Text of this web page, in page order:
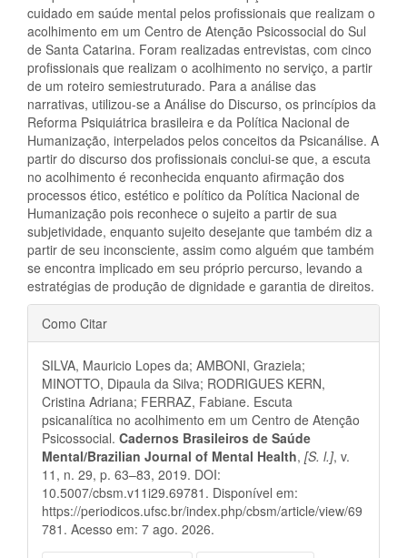
cuidado em saúde mental pelos profissionais que realizam o
acolhimento em um Centro de Atenção Psicossocial do Sul
de Santa Catarina. Foram realizadas entrevistas, com cinco
profissionais que realizam o acolhimento no serviço, a partir
de um roteiro semiestruturado. Para a análise das
narrativas, utilizou-se a Análise do Discurso, os princípios da
Reforma Psiquiátrica brasileira e da Política Nacional de
Humanização, interpelados pelos conceitos da Psicanálise. A
partir do discurso dos profissionais conclui-se que, a escuta
no acolhimento é reconhecida enquanto afirmação dos
processos ético, estético e político da Política Nacional de
Humanização pois reconhece o sujeito a partir de sua
subjetividade, enquanto sujeito desejante que também diz a
partir de seu inconsciente, assim como alguém que também
se encontra implicado em seu próprio percurso, levando a
estratégias de produção de dignidade e garantia de direitos.
Detalhes
do
artigo
Como Citar
SILVA, Mauricio Lopes da; AMBONI, Graziela;
MINOTTO, Dipaula da Silva; RODRIGUES KERN,
Cristina Adriana; FERRAZ, Fabiane. Escuta
psicanalítica no acolhimento em um Centro de Atenção
Psicossocial. Cadernos Brasileiros de Saúde
Mental/Brazilian Journal of Mental Health, [S. l.], v.
11, n. 29, p. 63–83, 2019. DOI:
10.5007/cbsm.v11i29.69781. Disponível em:
https://periodicos.ufsc.br/index.php/cbsm/article/view/69
781. Acesso em: 7 ago. 2026.